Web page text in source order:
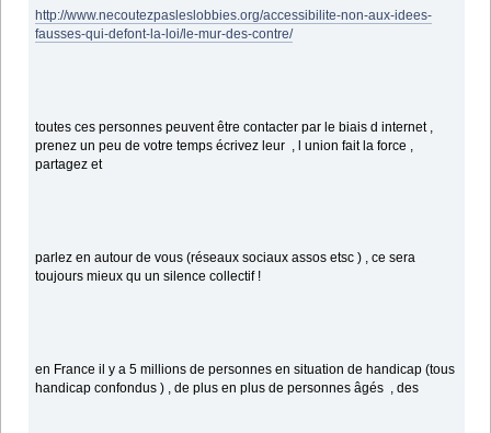
http://www.necoutezpasleslobbies.org/accessibilite-non-aux-idees-
fausses-qui-defont-la-loi/le-mur-des-contre/
toutes ces personnes peuvent être contacter par le biais d internet ,
prenez un peu de votre temps écrivez leur , l union fait la force ,
partagez et
parlez en autour de vous (réseaux sociaux assos etsc ) , ce sera
toujours mieux qu un silence collectif !
en France il y a 5 millions de personnes en situation de handicap (tous
handicap confondus ) , de plus en plus de personnes âgés , des